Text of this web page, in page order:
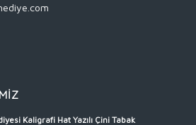
Kaligrafi Hat Yazılı Çini Tabak